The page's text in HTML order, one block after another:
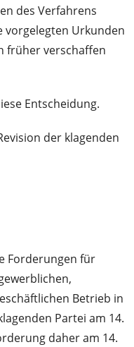
des Verfahrens
vorgelegten Urkunden
früher verschaffen
Entscheidung.
der klagenden
Forderungen für
Betrieb in
Partei am 14.
daher am 14.